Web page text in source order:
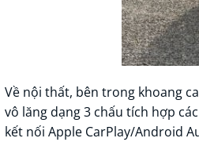
Về nội thất, bên trong khoang
vô lăng dạng 3 chấu tích hợp
kết nối Apple CarPlay/Android